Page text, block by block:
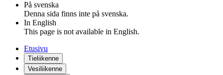
På svenska
Denna sida finns inte på svenska.
In English
This page is not available in English.
Etusivu
Tieliikenne
Vesiliikenne